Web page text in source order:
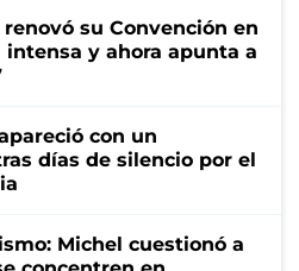
su Convención en
y ahora apunta a
con un
días de silencio por el
Michel cuestionó a